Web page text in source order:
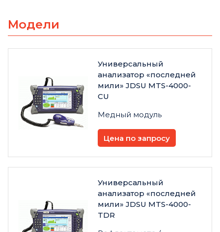
Модели
Универсальный
анализатор «последней
мили» JDSU MTS-4000-
CU
Медный модуль
Цена по запросу
Универсальный
анализатор «последней
мили» JDSU MTS-4000-
TDR